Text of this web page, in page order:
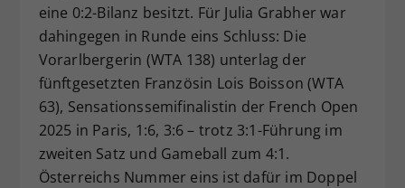
eine 0:2-Bilanz besitzt. Für Julia Grabher war
dahingegen in Runde eins Schluss: Die
Vorarlbergerin (WTA 138) unterlag der
fünftgesetzten Französin Lois Boisson (WTA
63), Sensationssemifinalistin der French Open
2025 in Paris, 1:6, 3:6 – trotz 3:1-Führung im
zweiten Satz und Gameball zum 4:1.
Österreichs Nummer eins ist dafür im Doppel